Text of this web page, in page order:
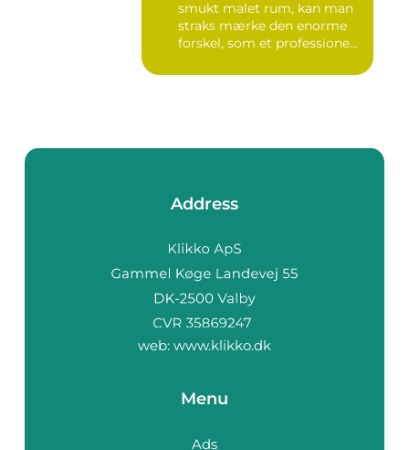
smukt malet rum, kan man
straks mærke den enorme
forskel, som et professione...
Address
web: www.klikko.dk
Menu
Ads